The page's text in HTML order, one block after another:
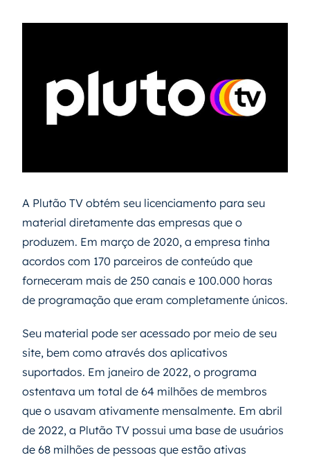
A Plutão TV obtém seu licenciamento para seu
material diretamente das empresas que o
produzem. Em março de 2020, a empresa tinha
acordos com 170 parceiros de conteúdo que
forneceram mais de 250 canais e 100.000 horas
de programação que eram completamente únicos.
Seu material pode ser acessado por meio de seu
site, bem como através dos aplicativos
suportados. Em janeiro de 2022, o programa
ostentava um total de 64 milhões de membros
que o usavam ativamente mensalmente. Em abril
de 2022, a Plutão TV possui uma base de usuários
de 68 milhões de pessoas que estão ativas